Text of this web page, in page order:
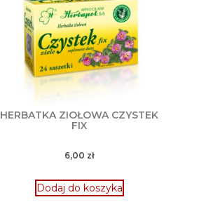
HERBATKA ZIOŁOWA CZYSTEK
FIX
6,00 zł
Dodaj do koszyka